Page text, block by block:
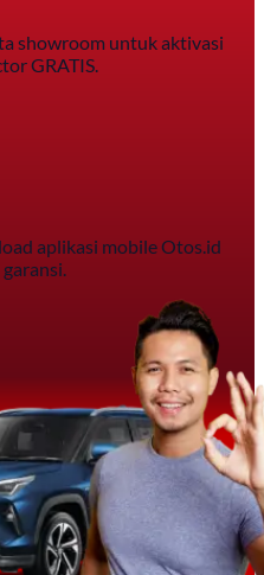
showroom untuk aktivasi
GRATIS.
aplikasi mobile Otos.id